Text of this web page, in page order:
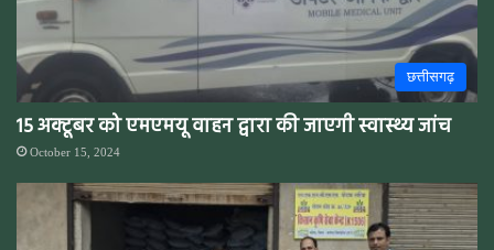
छत्तीसगढ़
15 अक्टूबर को एमएमयू वाहन द्वारा की जाएगी स्वास्थ्य जांच
October 15, 2024